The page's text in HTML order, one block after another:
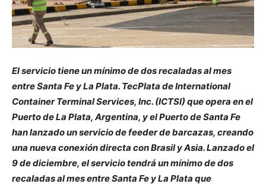
El servicio tiene un mínimo de dos recaladas al mes
entre Santa Fe y La Plata. TecPlata de International
Container Terminal Services, Inc. (ICTSI) que opera en el
Puerto de La Plata, Argentina, y el Puerto de Santa Fe
han lanzado un servicio de feeder de barcazas, creando
una nueva conexión directa con Brasil y Asia. Lanzado el
9 de diciembre, el servicio tendrá un mínimo de dos
recaladas al mes entre Santa Fe y La Plata que